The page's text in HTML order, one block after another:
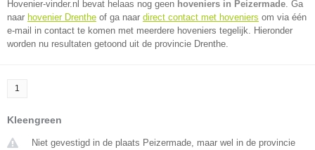
Hovenier-vinder.nl bevat helaas nog geen hoveniers in Peizermade. Ga
naar hovenier Drenthe of ga naar direct contact met hoveniers om via één
e-mail in contact te komen met meerdere hoveniers tegelijk. Hieronder
worden nu resultaten getoond uit de provincie Drenthe.
1
Kleengreen
Niet gevestigd in de plaats Peizermade, maar wel in de provincie